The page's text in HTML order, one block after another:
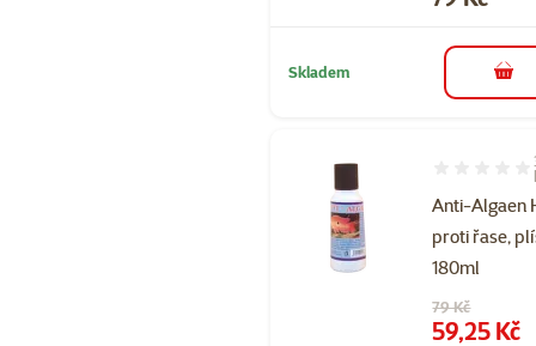
Skladem do
Anti-Algaen
proti řase,
180ml
Hodnocení
Původní cena
79 Kč
Cena
59,25 Kč